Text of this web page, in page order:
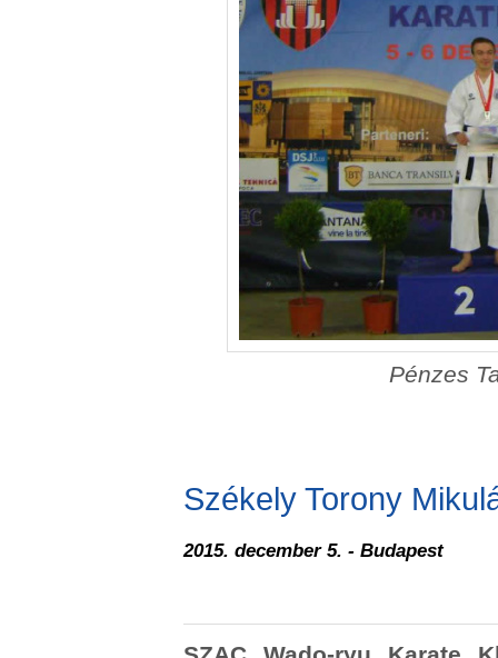
Pénzes
Székely Torony
2015. december 5. - Budapest